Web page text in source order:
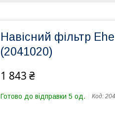
Навісний фільтр
(2041020)
1 843 ₴
Готово до відправки 5 од. Код: